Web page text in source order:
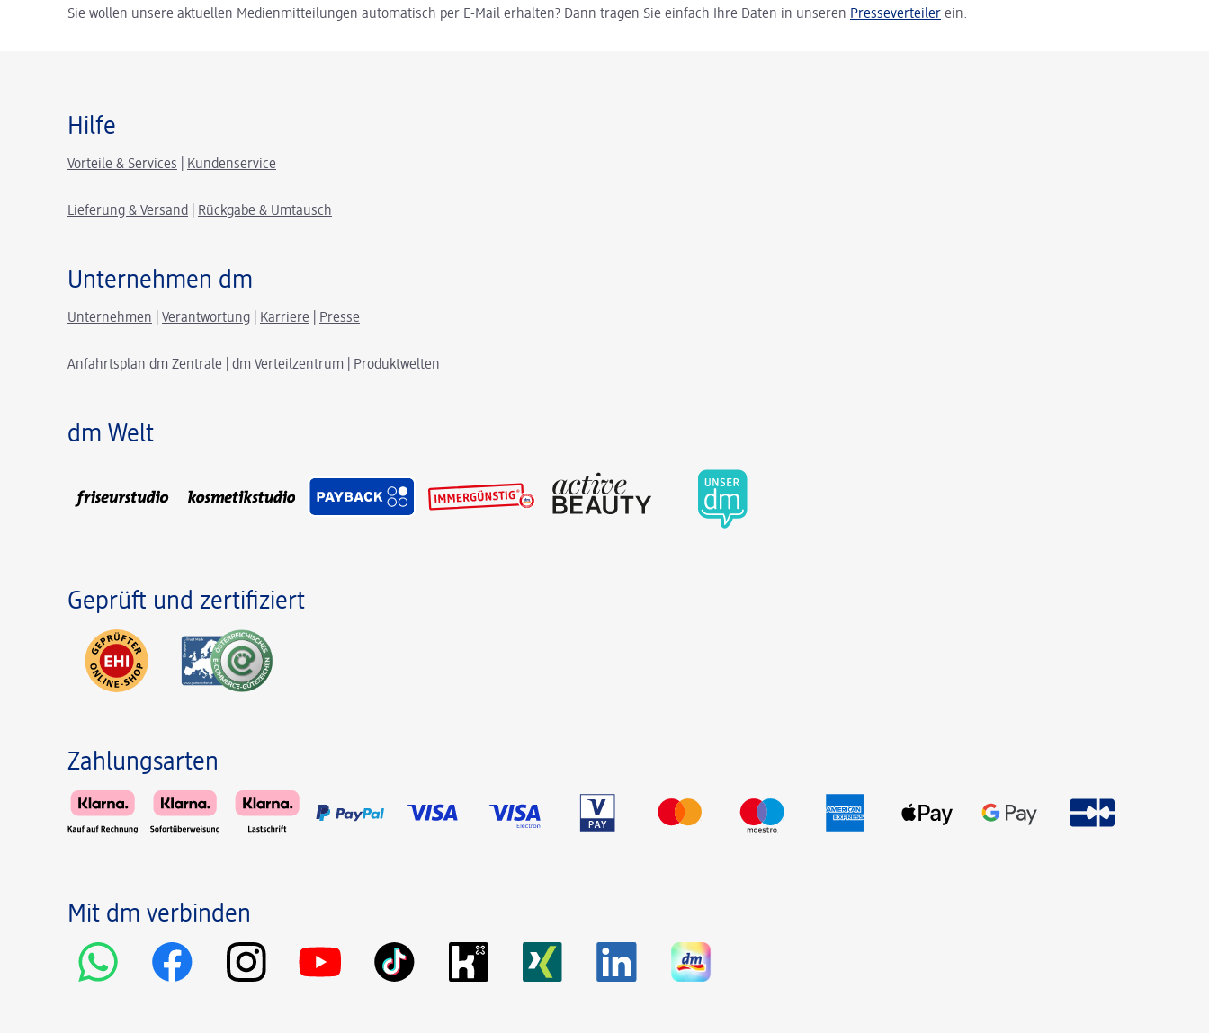
Sie wollen unsere aktuellen Medienmitteilungen automatisch per E-Mail erhalten? Dann tragen Sie einfach Ihre Daten in unseren Presseverteiler ein.
Hilfe
Vorteile & Services Kundenservice
Lieferung & Versand Rückgabe & Umtausch
Unternehmen dm
Unternehmen Verantwortung Karriere Presse
Anfahrtsplan dm Zentrale dm Verteilzentrum Produktwelten
dm Welt
Geprüft und zertifiziert
Zahlungsarten
Mit dm verbinden